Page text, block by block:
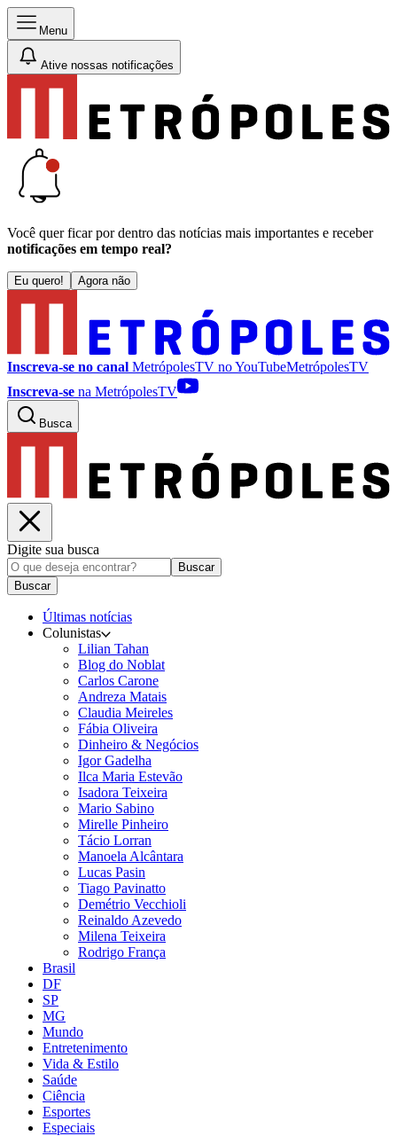
Menu
Ative nossas notificações
Você quer ficar por dentro das notícias mais importantes e receber
notificações em tempo real?
Eu quero! Agora não
Inscreva-se no canal MetrópolesTV noYouTubeMetrópolesTV
Inscreva-se na MetrópolesTV
Busca
Digite sua busca
Buscar
Buscar
Últimas notícias
Colunistas
Lilian Tahan
Blog do Noblat
Carlos Carone
Andreza Matais
Claudia Meireles
Fábia Oliveira
Dinheiro & Negócios
Igor Gadelha
Ilca Maria Estevão
Isadora Teixeira
Mario Sabino
Mirelle Pinheiro
Tácio Lorran
Manoela Alcântara
Lucas Pasin
Tiago Pavinatto
Demétrio Vecchioli
Reinaldo Azevedo
Milena Teixeira
Rodrigo França
Brasil
DF
SP
MG
Mundo
Entretenimento
Vida & Estilo
Saúde
Ciência
Esportes
Especiais